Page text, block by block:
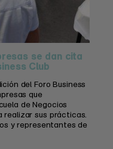
se dan cita
Club
del Foro Business
que
de Negocios
realizar sus prácticas.
y representantes de